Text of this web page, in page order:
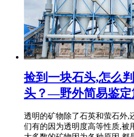
捡到一块石头,怎么
头？—野外简易鉴定
透明的矿物除了石英和萤石外,
们有的因为透明度高等性质,被